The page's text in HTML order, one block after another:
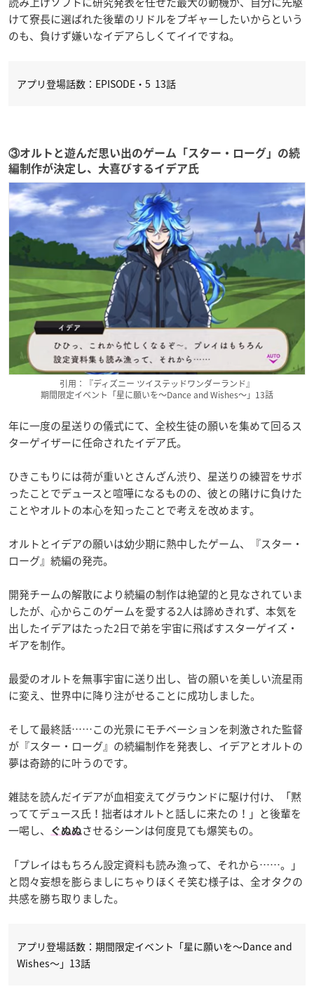
けて寮長に選ばれた後輩のリドルをプギャーしたいからという
のも、負けず嫌いなイデアらしくてイイですね。
アプリ登場話数：EPISODE・5 13話
③オルトと遊んだ思い出のゲーム「スター・ローグ」の続
編制作が決定し、大喜びするイデア氏
引用：『ディズニー ツイステッドワンダーランド』
期間限定イベント「星に願いを～Dance and Wishes～」13話
年に一度の星送りの儀式にて、全校生徒の願いを集めて回るス
ターゲイザーに任命されたイデア氏。
ひきこもりには荷が重いとさんざん渋り、星送りの練習をサボ
ったことでデュースと喧嘩になるものの、彼との賭けに負けた
ことやオルトの本心を知ったことで考えを改めます。
オルトとイデアの願いは幼少期に熱中したゲーム、『スター・
ローグ』続編の発売。
開発チームの解散により続編の制作は絶望的と見なされていま
したが、心からこのゲームを愛する2人は諦めきれず、本気を
出したイデアはたった2日で弟を宇宙に飛ばすスターゲイズ・
ギアを制作。
最愛のオルトを無事宇宙に送り出し、皆の願いを美しい流星雨
に変え、世界中に降り注がせることに成功しました。
そして最終話……この光景にモチベーションを刺激された監督
が『スター・ローグ』の続編制作を発表し、イデアとオルトの
夢は奇跡的に叶うのです。
雑誌を読んだイデアが血相変えてグラウンドに駆け付け、「黙
っててデュース氏！拙者はオルトと話しに来たの！」と後輩を
一喝し、
ぐぬぬ させるシーンは何度見ても爆笑もの。
「プレイはもちろん設定資料も読み漁って、それから……。」
と悶々妄想を膨らましにちゃりほくそ笑む様子は、全オタクの
共感を勝ち取りました。
アプリ登場話数：期間限定イベント「星に願いを～Dance and
Wishes～」13話